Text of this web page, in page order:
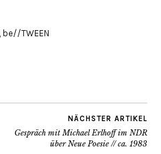
be//TWEEN
NÄCHSTER ARTIKEL
Gespräch mit Michael Erlhoff im NDR
über Neue Poesie // ca. 1983